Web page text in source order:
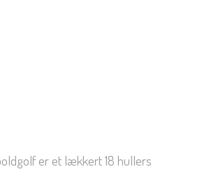
er et lækkert 18 hullers